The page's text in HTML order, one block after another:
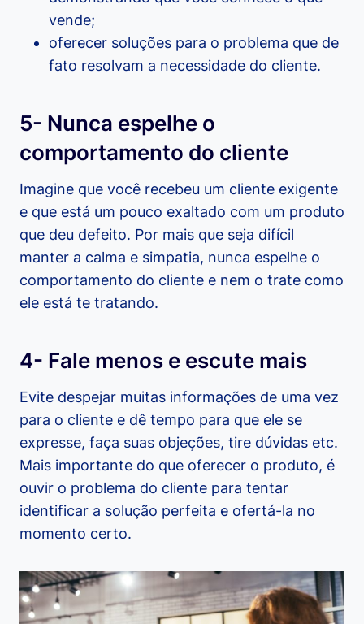
vende;
oferecer soluções para o problema que de
fato resolvam a necessidade do cliente.
5- Nunca espelhe o
comportamento do cliente
Imagine que você recebeu um cliente exigente
e que está um pouco exaltado com um produto
que deu defeito. Por mais que seja difícil
manter a calma e simpatia, nunca espelhe o
comportamento do cliente e nem o trate como
ele está te tratando.
4- Fale menos e escute mais
Evite despejar muitas informações de uma vez
para o cliente e dê tempo para que ele se
expresse, faça suas objeções, tire dúvidas etc.
Mais importante do que oferecer o produto, é
ouvir o problema do cliente para tentar
identificar a solução perfeita e ofertá-la no
momento certo.